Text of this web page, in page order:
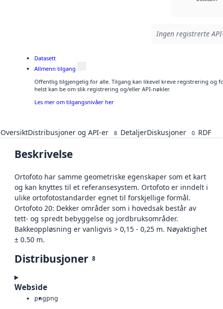
Ingen registrerte
Datasett
Allmenn tilgang
Offentlig tilgjengelig for alle. Tilgang kan likevel kreve registrering og
helst kan be om slik registrering og/eller API-nøkler.
Les mer om tilgangsnivåer her
OversiktDistribusjoner og API-er 8 DetaljerDiskusjoner 0 RDF
Beskrivelse
Ortofoto har samme geometriske egenskaper som et kart
og kan knyttes til et referansesystem. Ortofoto er inndelt i
ulike ortofotostandarder egnet til forskjellige formål.
Ortofoto 20: Dekker områder som i hovedsak består av
tett- og spredt bebyggelse og jordbruksområder.
Bakkeoppløsning er vanligvis > 0,15 - 0,25 m. Nøyaktighet
± 0.50 m.
Distribusjoner 8
Webside
pngpng